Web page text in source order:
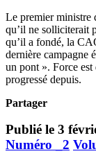
Le premier ministre
qu’il ne solliciterait
qu’il a fondé, la
dernière campagne
un pont ». Force est
progressé depuis.
Partager
Publié le 3
Numéro _2